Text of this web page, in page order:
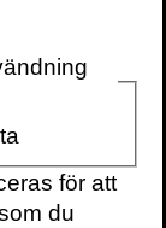
helt nytt
för att
du